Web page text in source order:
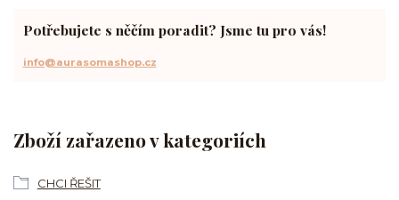
Zboží zařazeno v kategoriích
CHCI ŘEŠIT
Potřebujete s něčím poradit? Jsme tu pro vás!
info@aurasomashop.cz